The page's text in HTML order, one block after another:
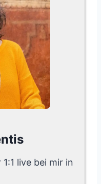
live bei mir in